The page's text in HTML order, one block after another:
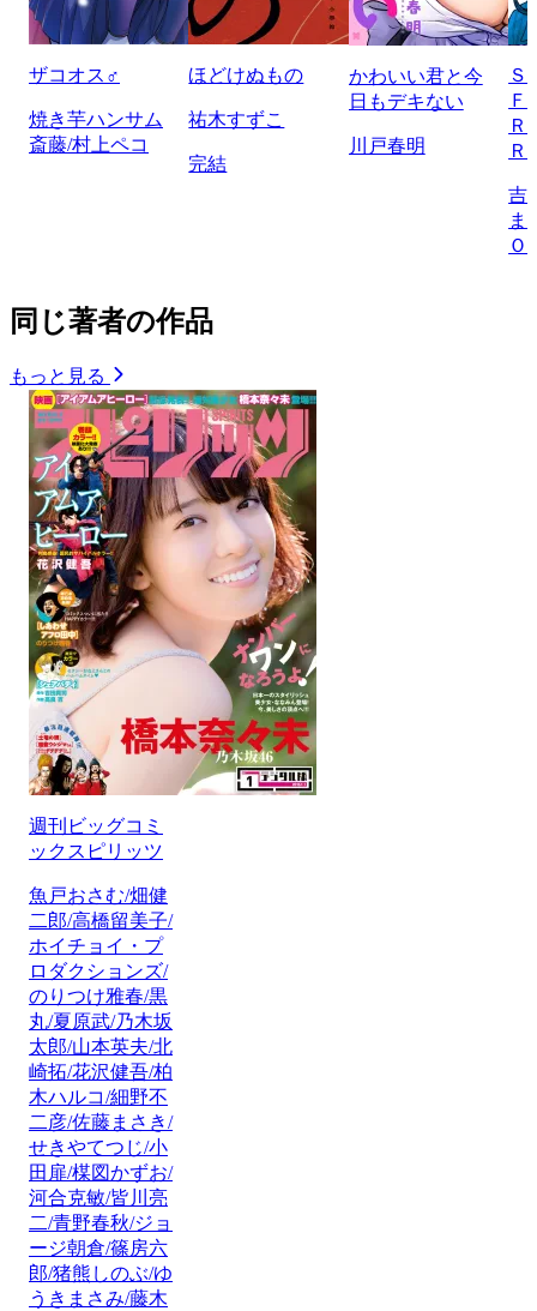
ザコオス♂
焼き芋ハンサム
斎藤/村上ペコ
ほどけぬもの
祐木すずこ
完結
かわいい君と今
日もデキない
川戸春明
Ｆ
Ｒ
吉
ま
Ｏ
同じ著者の作品
もっと見る
週刊ビッグコミ
ックスピリッツ
魚戸おさむ/畑健
二郎/高橋留美子/
ホイチョイ・プ
ロダクションズ/
のりつけ雅春/黒
丸/夏原武/乃木坂
太郎/山本英夫/北
崎拓/花沢健吾/柏
木ハルコ/細野不
二彦/佐藤まさき/
せきやてつじ/小
田扉/楳図かずお/
河合克敏/皆川亮
二/青野春秋/ジョ
ージ朝倉/篠房六
郎/猪熊しのぶ/ゆ
うきまさみ/藤木